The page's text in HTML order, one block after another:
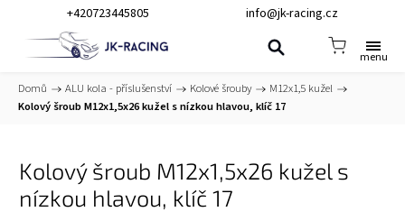
+420723445805 info@jk-racing.cz
Domů / ALU kola - příslušenství / Kolové šrouby / M12x1,5 kužel /
Kolový šroub M12x1,5x26 kužel s nízkou hlavou, klíč 17
Kolový šroub M12x1,5x26 kužel s
nízkou hlavou, klíč 17